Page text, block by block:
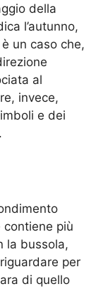
della
l’autunno,
un caso che,
al
invece,
e dei
contiene più
la bussola,
per
di quello